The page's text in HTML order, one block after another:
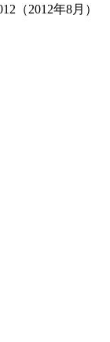
（2012年8月）